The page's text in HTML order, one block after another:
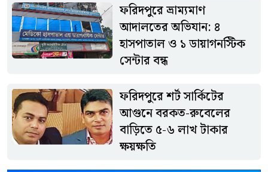
ফরিদপুরে ভ্রাম্যমাণ
আদালতের অভিযান: ৪
হাসপাতাল ও ১ ডায়াগনস্টিক
সেন্টার বন্ধ
ফরিদপুরে শর্ট সার্কিটের
আগুনে বরকত-রুবেলের
বাড়িতে ৫-৬ লাখ টাকার
ক্ষয়ক্ষতি